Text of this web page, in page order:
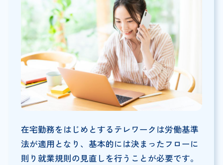
在宅勤務をはじめとするテレワークは労働基準
法が適用となり、基本的には決まったフローに
則り就業規則の見直しを行うことが必要です。